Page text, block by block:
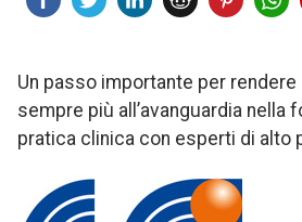
Un passo importante per rendere
sempre più all’avanguardia nella
pratica clinica con esperti di alto